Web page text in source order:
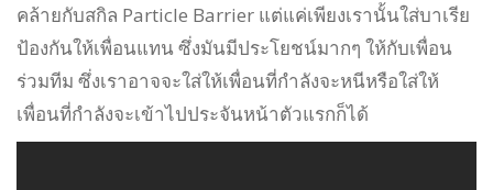
คล้ายกับสกิล Particle Barrier แต่แค่เพียงเรานั้นใส่บาเรีย
ป้องกันให้เพื่อนแทน ซึ่งมันมีประโยชน์มากๆ ให้กับเพื่อน
ร่วมทีม ซึ่งเราอาจจะใส่ให้เพื่อนที่กำลังจะหนีหรือใส่ให้
เพื่อนที่กำลังจะเข้าไปประจันหน้าตัวแรกก็ได้